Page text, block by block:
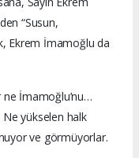
“Susun,
Ekrem İmamoğlu da
ne İmamoğlu’nu…
Ne yükselen halk
ve görmüyorlar.